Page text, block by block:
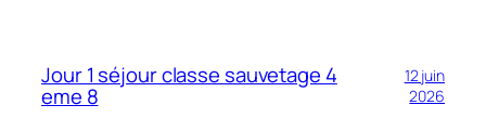
Jour 1 séjour classe sauvetage 4
eme 8
12 juin
2026